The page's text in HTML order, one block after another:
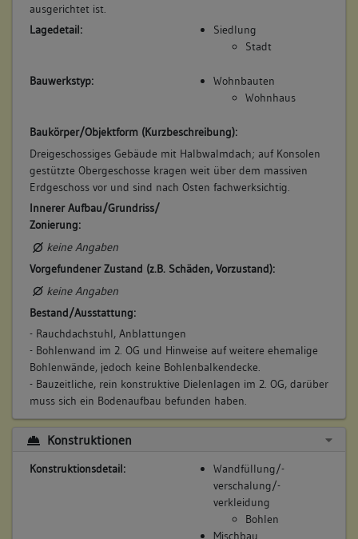
ausgerichtet ist.
Lagedetail:
Siedlung
Stadt
Bauwerkstyp:
Wohnbauten
Wohnhaus
Baukörper/Objektform (Kurzbeschreibung):
Dreigeschossiges Gebäude mit Halbwalmdach; auf Konsolen
gestützte Obergeschosse kragen weit über dem massiven
Erdgeschoss vor und sind nach Osten fachwerksichtig.
Innerer Aufbau/Grundriss/
Zonierung:
keine Angaben
Vorgefundener Zustand (z.B. Schäden, Vorzustand):
keine Angaben
Bestand/Ausstattung:
- Rauchdachstuhl, Anblattungen
- Bohlenwand im 2. OG und Hinweise auf weitere ehemalige
Bohlenwände, jedoch keine Bohlenbalkendecke.
- Bauzeitliche, rein konstruktive Dielenlagen im 2. OG, darüber
muss sich ein Bodenaufbau befunden haben.
Konstruktionen
Konstruktionsdetail:
Wandfüllung/-
verschalung/-
verkleidung
Bohlen
Mischbau